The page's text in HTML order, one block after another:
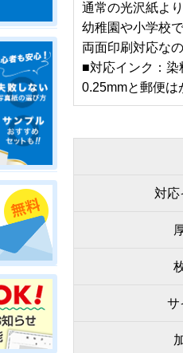
通常の光沢紙よ
幼稚園や小学校
両面印刷対応な
■対応インク：染
0.25mmと郵便は
対応
サ